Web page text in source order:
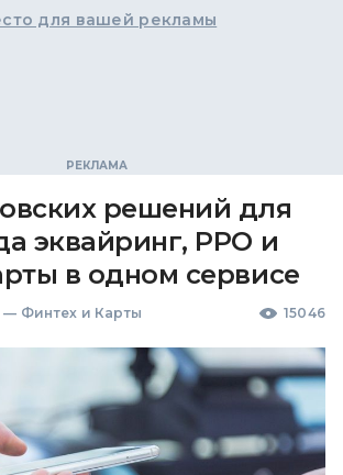
для вашей рекламы
решений для
эквайринг, РРО и
в одном сервисе
— Финтех и Карты 15046